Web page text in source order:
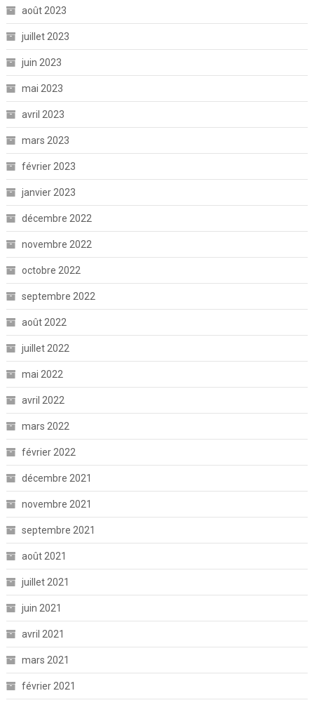
août 2023
juillet 2023
juin 2023
mai 2023
avril 2023
mars 2023
février 2023
janvier 2023
décembre 2022
novembre 2022
octobre 2022
septembre 2022
août 2022
juillet 2022
mai 2022
avril 2022
mars 2022
février 2022
décembre 2021
novembre 2021
septembre 2021
août 2021
juillet 2021
juin 2021
avril 2021
mars 2021
février 2021